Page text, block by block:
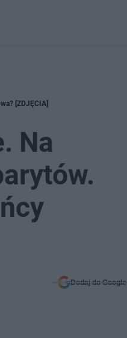
[ZDJĘCIA]
Na
Dodaj do Google